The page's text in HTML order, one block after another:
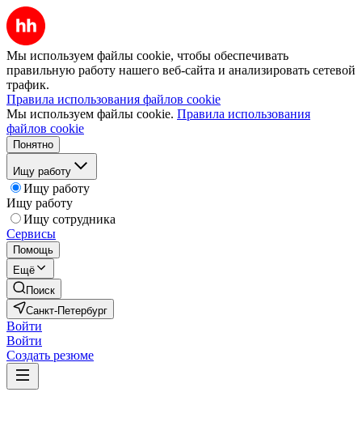
Мы используем файлы cookie, чтобы обеспечивать
правильную работу нашего веб-сайта и анализировать сетевой
трафик.
Правила использования файлов cookie
Мы используем файлы cookie. Правила использования
файлов cookie
Понятно
Ищу работу
Ищу работу
Ищу работу
Ищу сотрудника
Сервисы
Помощь
Ещё
Поиск
Санкт-Петербург
Войти
Войти
Создать резюме